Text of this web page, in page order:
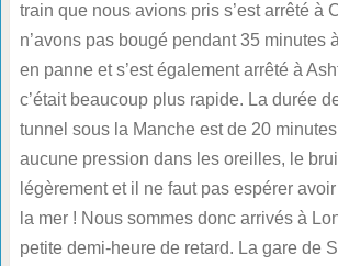
train que nous avions pris s’est arrêté à
n’avons pas bougé pendant 35 minutes
en panne et s’est également arrêté à
c’était beaucoup plus rapide. La durée
tunnel sous la Manche est de 20
aucune pression dans les oreilles, le
légèrement et il ne faut pas espérer
la mer ! Nous sommes donc arrivés à
petite demi-heure de retard. La gare de